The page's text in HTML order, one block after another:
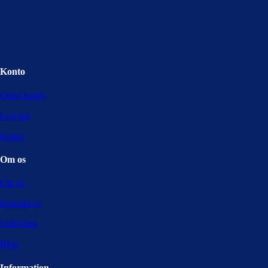
Konto
Opret konto
Log ind
Konto
Om os
Om os
Kontakt os
Udlejning
Blog